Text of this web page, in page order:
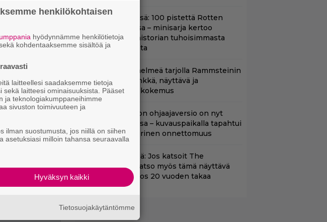
viisi
Nyt Netflixissä: 100 pistettä Rotten
Tomatoesissa – minisarja kertoo
Britannian historian tuhoisimmasta
terrori-iskusta
Suoratoistohelmeä tarjolla Rammsteinin
faneille – synkkä, näyttävä ja
satumainen kokemus
Scifi-klassikon ohjaajaversio on nyt
suoratoistossa – kuvauspaikalla tapahtui
kauhea ja verinen onnettomuus
Tänään tv:ssä: Jos katsoit The
Odysseyn, katso myös tämä näyttävä
toimintaeepos 20 vuoden takaa
henkilökohtaisen
hyödynnämme henkilötietoja
kohdentaaksemme sisältöä ja
laitteellesi saadaksemme tietoja
sekä laitteesi ominaisuuksista. Pääset
ja teknologiakumppaneihimme
sivuston toimivuuteen ja
ilman suostumusta, jos niillä on siihen
asetuksiasi milloin tahansa seuraavalla
Hyväksyn kaikki
Tietosuojakäytäntömme